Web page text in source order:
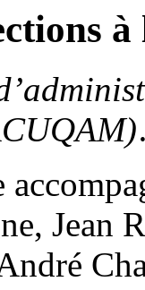
Jean